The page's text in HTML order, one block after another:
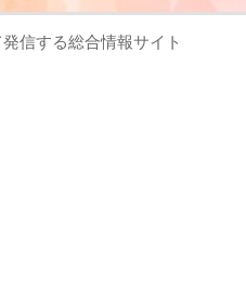
信する総合情報サイト